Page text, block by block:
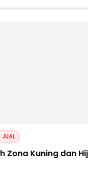
JUAL
Zona Kuning dan